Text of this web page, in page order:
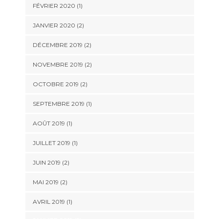
FÉVRIER 2020 (1)
JANVIER 2020 (2)
DÉCEMBRE 2019 (2)
NOVEMBRE 2019 (2)
OCTOBRE 2019 (2)
SEPTEMBRE 2019 (1)
AOÛT 2019 (1)
JUILLET 2019 (1)
JUIN 2019 (2)
MAI 2019 (2)
AVRIL 2019 (1)